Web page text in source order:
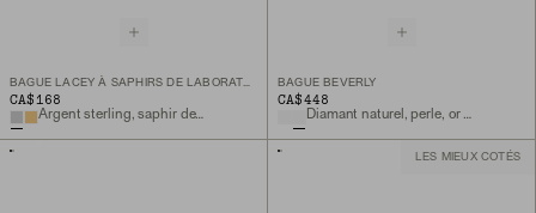
BAGUE LACEY À SAPHIRS DE LABORATOIRE
CA$168
Argent sterling, saphir de laboratoire
BAGUE BEVERLY
CA$448
Diamant naturel, perle, or jaune 14 carats
LES MIEUX COTÉS